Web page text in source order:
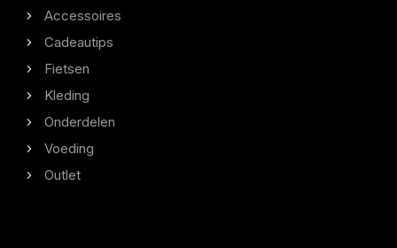
Accessoires
Cadeautips
Fietsen
Kleding
Onderdelen
Voeding
Outlet